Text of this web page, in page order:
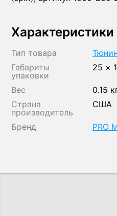
Характеристики
Тип товара
Габариты
упаковки
25 ×
Вес
0.15
Страна
производитель
США
Бренд PRO